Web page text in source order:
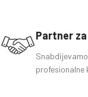
Partner
profesionalne